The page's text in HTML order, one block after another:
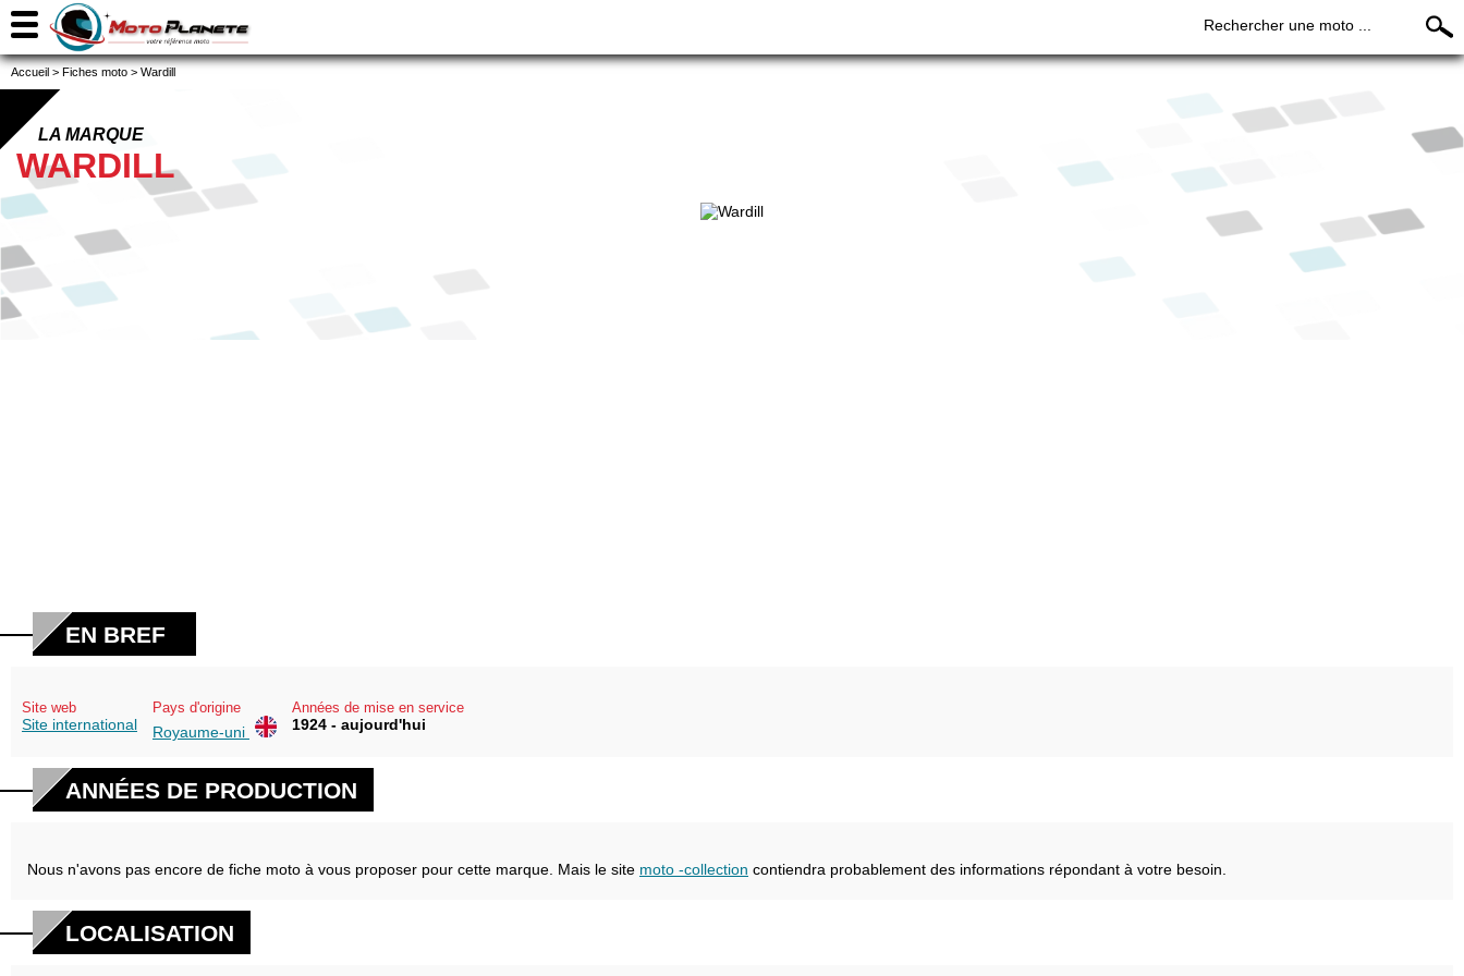
Rechercher une moto ...
Accueil > Fiches moto > Wardill
LA MARQUE
WARDILL
EN BREF
Site web
Site international
Pays d'origine
Royaume-uni
Années de mise en service
1924 - aujourd'hui
ANNÉES DE PRODUCTION
Nous n'avons pas encore de fiche moto à vous proposer pour cette marque. Mais le site moto -collection contiendra probablement des informations répondant à votre besoin.
LOCALISATION